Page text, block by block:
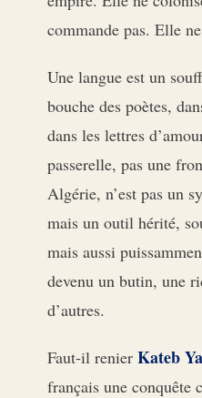
commande pas. Elle
Une langue est un
bouche des poètes,
dans les lettres
passerelle, pas une
Algérie, n’est pas un
mais un outil hérité,
mais aussi
devenu un butin, une
d’autres.
Faut-il renier Kateb
français une conquête